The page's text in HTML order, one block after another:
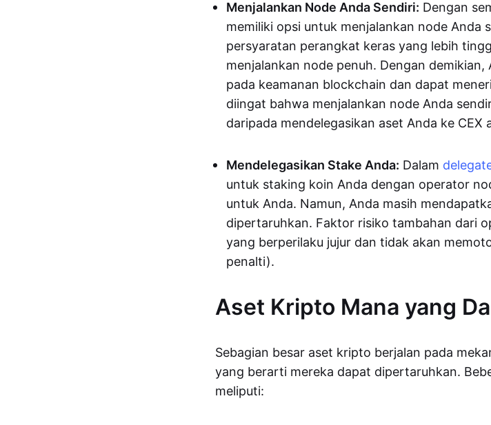
Menjalankan Node Anda Sendiri: Dengan
memiliki opsi untuk menjalankan node Anda
persyaratan perangkat keras yang lebih
menjalankan node penuh. Dengan
pada keamanan blockchain dan dapat
diingat bahwa menjalankan node Anda
daripada mendelegasikan aset Anda ke CEX
Mendelegasikan Stake Anda: Dalam
untuk staking koin Anda dengan operator
untuk Anda. Namun, Anda masih
dipertaruhkan. Faktor risiko tambahan dari
yang berperilaku jujur dan tidak akan
penalti).
Aset Kripto Mana yang
Sebagian besar aset kripto berjalan pada
yang berarti mereka dapat dipertaruhkan.
meliputi: